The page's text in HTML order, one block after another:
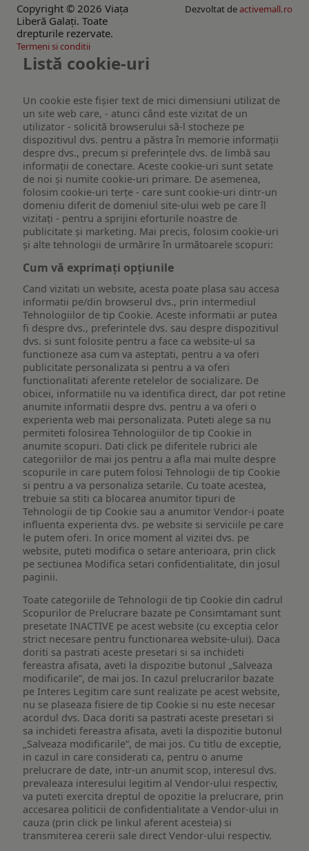
Copyright © 2026 Viaţa
Liberă Galaţi. Toate
drepturile rezervate.
Dezvoltat deactivemall.ro
Termeni si conditii
Listă cookie-uri
Un cookie este fişier text de mici dimensiuni utilizat de
un site web care, - atunci când este vizitat de un
utilizator - solicită browserului să-l stocheze pe
dispozitivul dvs. pentru a păstra în memorie informații
despre dvs., precum și preferințele dvs. de limbă sau
informații de conectare. Aceste cookie-uri sunt setate
de noi și numite cookie-uri primare. De asemenea,
folosim cookie-uri terțe - care sunt cookie-uri dintr-un
domeniu diferit de domeniul site-ului web pe care îl
vizitați - pentru a sprijini eforturile noastre de
publicitate și marketing. Mai precis, folosim cookie-uri
și alte tehnologii de urmărire în următoarele scopuri:
Cum vă exprimați opțiunile
Cand vizitati un website, acesta poate plasa sau accesa
informatii pe/din browserul dvs., prin intermediul
Tehnologiilor de tip Cookie. Aceste informatii ar putea
fi despre dvs., preferintele dvs. sau despre dispozitivul
dvs. si sunt folosite pentru a face ca website-ul sa
functioneze asa cum va asteptati, pentru a va oferi
publicitate personalizata si pentru a va oferi
functionalitati aferente retelelor de socializare. De
obicei, informatiile nu va identifica direct, dar pot retine
anumite informatii despre dvs. pentru a va oferi o
experienta web mai personalizata. Puteti alege sa nu
permiteti folosirea Tehnologiilor de tip Cookie in
anumite scopuri. Dati click pe diferitele rubrici ale
categoriilor de mai jos pentru a afla mai multe despre
scopurile in care putem folosi Tehnologii de tip Cookie
si pentru a va personaliza setarile. Cu toate acestea,
trebuie sa stiti ca blocarea anumitor tipuri de
Tehnologii de tip Cookie sau a anumitor Vendor-i poate
influenta experienta dvs. pe website si serviciile pe care
le putem oferi. In orice moment al vizitei dvs. pe
website, puteti modifica o setare anterioara, prin click
pe sectiunea Modifica setari confidentialitate, din josul
paginii.
Toate categoriile de Tehnologii de tip Cookie din cadrul
Scopurilor de Prelucrare bazate pe Consimtamant sunt
presetate INACTIVE pe acest website (cu exceptia celor
strict necesare pentru functionarea website-ului). Daca
doriti sa pastrati aceste presetari si sa inchideti
fereastra afisata, aveti la dispozitie butonul „Salveaza
modificarile”, de mai jos. In cazul prelucrarilor bazate
pe Interes Legitim care sunt realizate pe acest website,
nu se plaseaza fisiere de tip Cookie si nu este necesar
acordul dvs. Daca doriti sa pastrati aceste presetari si
sa inchideti fereastra afisata, aveti la dispozitie butonul
„Salveaza modificarile”, de mai jos. Cu titlu de exceptie,
in cazul in care considerati ca, pentru o anume
prelucrare de date, intr-un anumit scop, interesul dvs.
prevaleaza interesului legitim al Vendor-ului respectiv,
va puteti exercita dreptul de opozitie la prelucrare, prin
accesarea politicii de confidentialitate a Vendor-ului in
cauza (prin click pe linkul aferent acesteia) si
transmiterea cererii sale direct Vendor-ului respectiv.